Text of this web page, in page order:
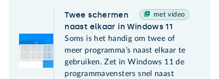
met video
Twee schermen
naast elkaar in Windows 11
Soms is het handig om twee of
meer programma’s naast elkaar te
gebruiken. Zet in Windows 11 de
programmavensters snel naast